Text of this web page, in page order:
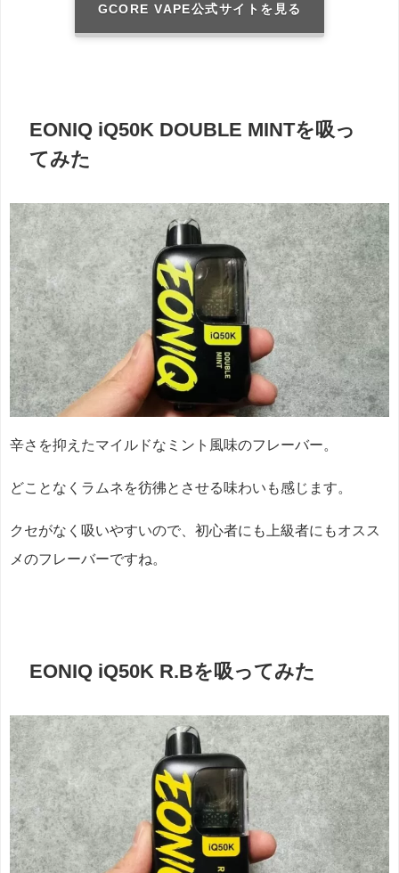
GCORE VAPE公式サイトを見る
EONIQ iQ50K DOUBLE MINTを吸っ
てみた
辛さを抑えたマイルドなミント風味のフレーバー。
どことなくラムネを彷彿とさせる味わいも感じます。
クセがなく吸いやすいので、初心者にも上級者にもオスス
メのフレーバーですね。
EONIQ iQ50K R.Bを吸ってみた